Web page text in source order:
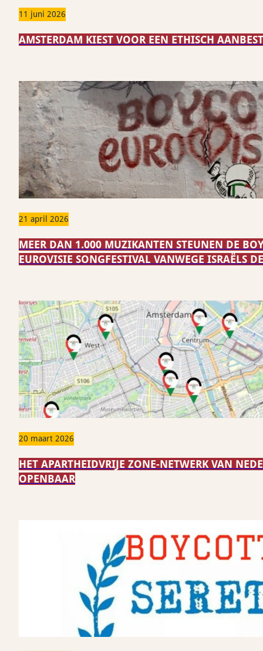
11 juni 2026
AMSTERDAM KIEST VOOR EEN ETHISCH
21 april 2026
MEER DAN 1.000 MUZIKANTEN STEUNEN DE
EUROVISIE SONGFESTIVAL VANWEGE ISRAËLS
20 maart 2026
HET APARTHEIDVRIJE ZONE-NETWERK VAN
OPENBAAR